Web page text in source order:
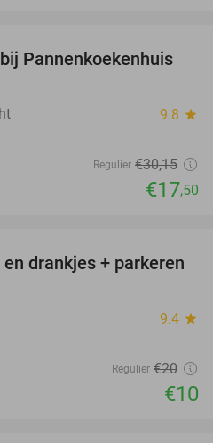
42%
Pannenkoekenhuis
9.8 star
Regulier €30,15
€17,50
50%
drankjes + parkeren
9.4 star
Regulier €20
€10